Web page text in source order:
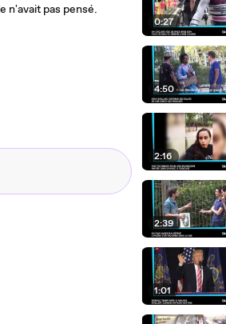
n'avait pas pensé.
0:27
4:50
2:16
2:39
1:01